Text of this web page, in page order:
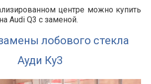
центре можно купить
Audi Q3 с заменой.
лобового стекла
Ауди Ку3